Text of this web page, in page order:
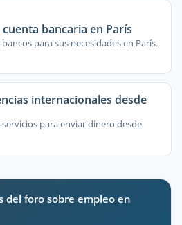
bancaria en París
para sus necesidades en París.
internacionales desde
para enviar dinero desde
del foro sobre empleo en